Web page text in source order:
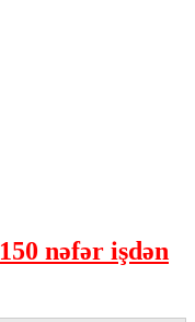
150 nəfər işdən